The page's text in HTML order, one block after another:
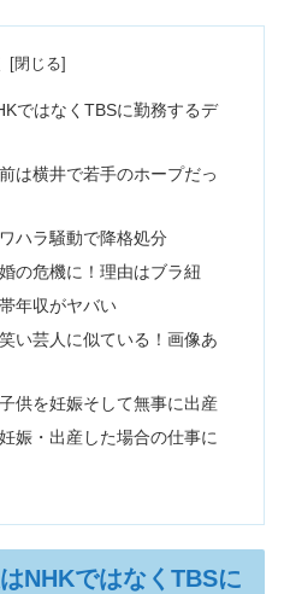
ではなくTBSに勤務するデ
は横井で若手のホープだっ
ハラ騒動で降格処分
の危機に！理由はブラ紐
年収がヤバい
い芸人に似ている！画像あ
供を妊娠そして無事に出産
娠・出産した場合の仕事に
NHKではなくTBSに